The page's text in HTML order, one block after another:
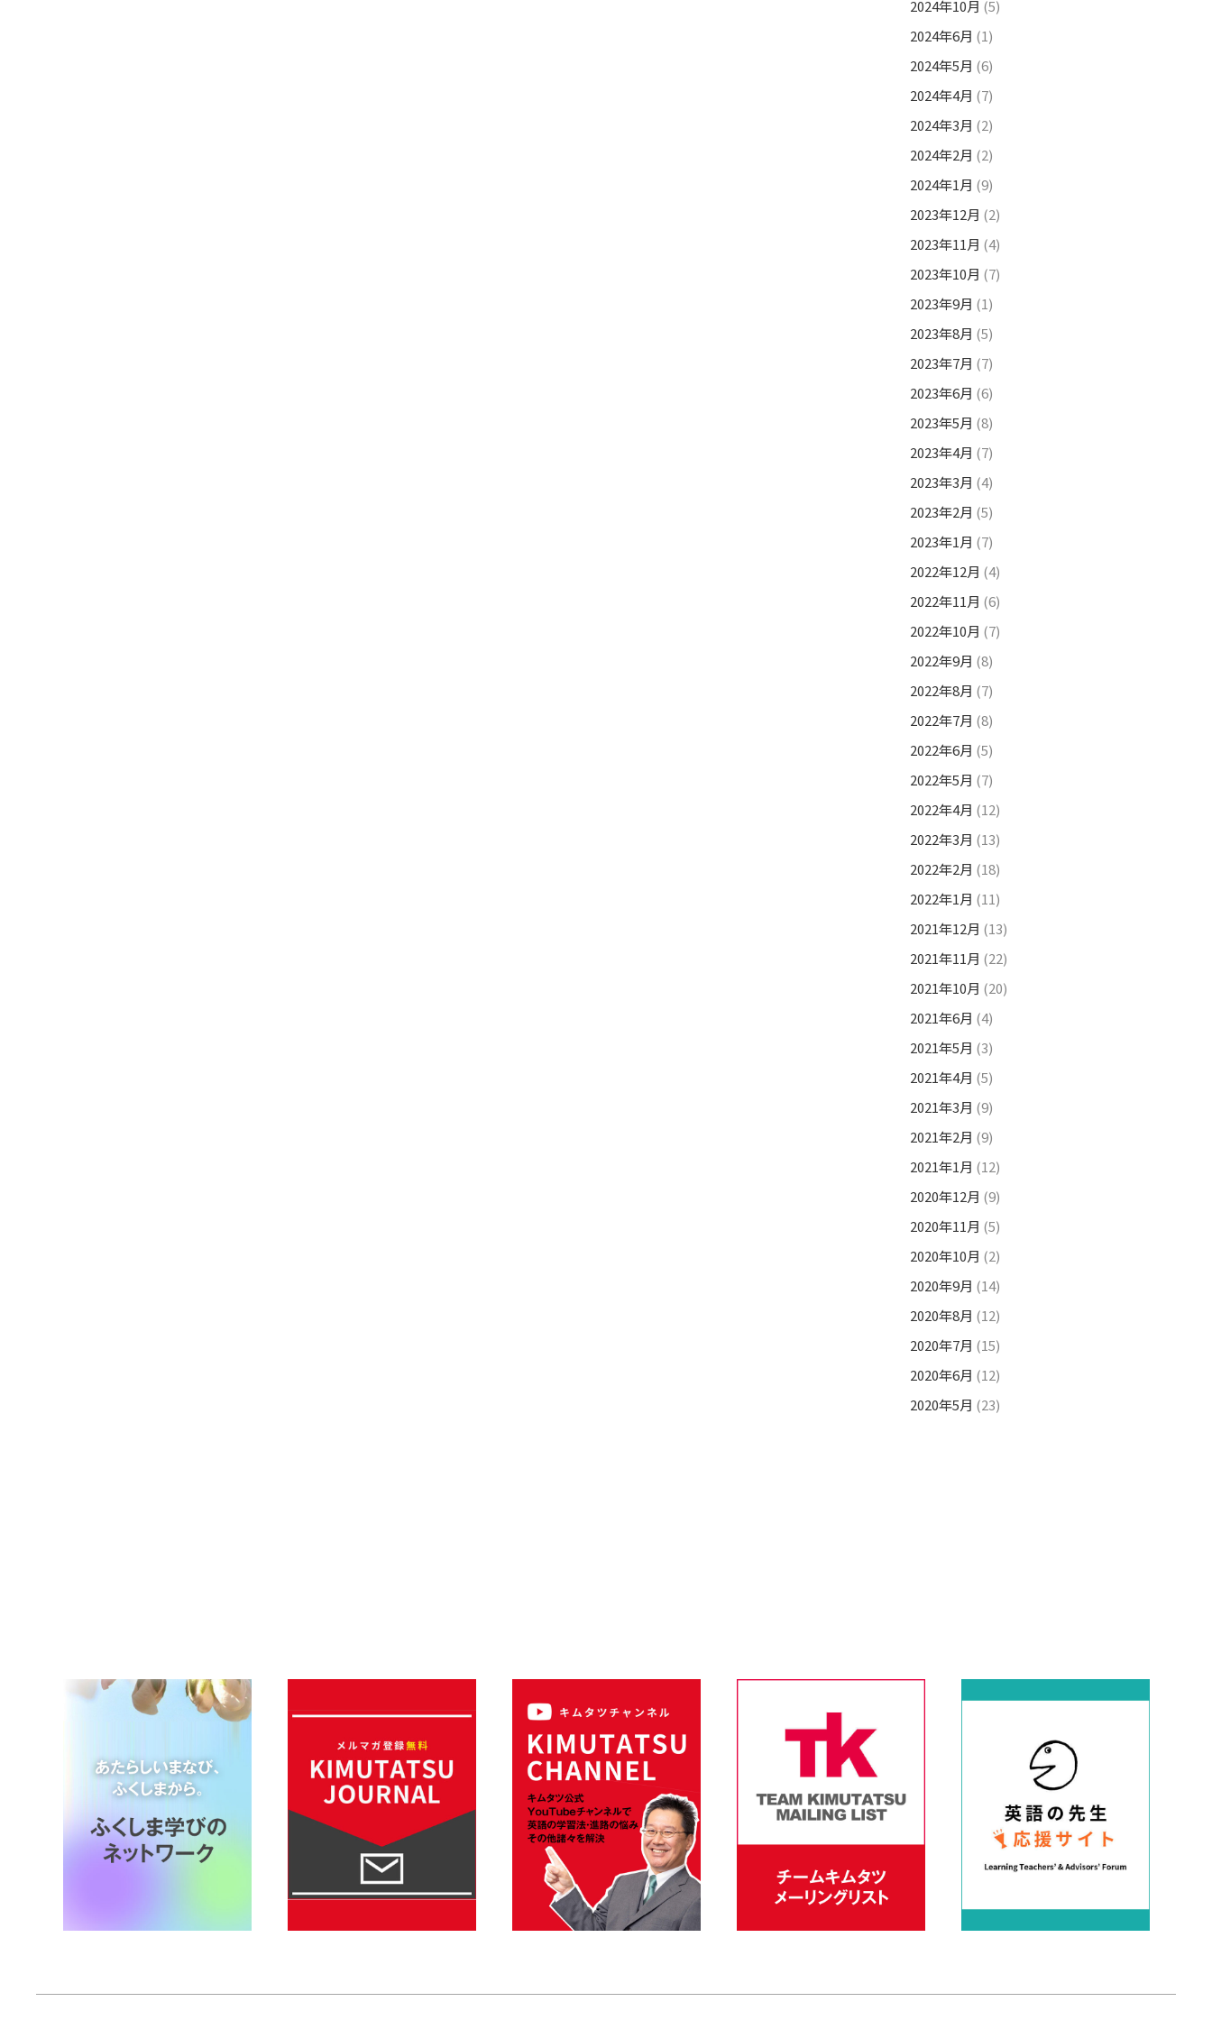
2024年10月 (5)
2024年6月 (1)
2024年5月 (6)
2024年4月 (7)
2024年3月 (2)
2024年2月 (2)
2024年1月 (9)
2023年12月 (2)
2023年11月 (4)
2023年10月 (7)
2023年9月 (1)
2023年8月 (5)
2023年7月 (7)
2023年6月 (6)
2023年5月 (8)
2023年4月 (7)
2023年3月 (4)
2023年2月 (5)
2023年1月 (7)
2022年12月 (4)
2022年11月 (6)
2022年10月 (7)
2022年9月 (8)
2022年8月 (7)
2022年7月 (8)
2022年6月 (5)
2022年5月 (7)
2022年4月 (12)
2022年3月 (13)
2022年2月 (18)
2022年1月 (11)
2021年12月 (13)
2021年11月 (22)
2021年10月 (20)
2021年6月 (4)
2021年5月 (3)
2021年4月 (5)
2021年3月 (9)
2021年2月 (9)
2021年1月 (12)
2020年12月 (9)
2020年11月 (5)
2020年10月 (2)
2020年9月 (14)
2020年8月 (12)
2020年7月 (15)
2020年6月 (12)
2020年5月 (23)